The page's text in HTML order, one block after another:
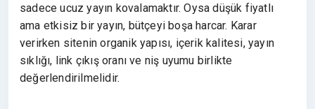
sadece ucuz yayın kovalamaktır. Oysa düşük fiyatlı
ama etkisiz bir yayın, bütçeyi boşa harcar. Karar
verirken sitenin organik yapısı, içerik kalitesi, yayın
sıklığı, link çıkış oranı ve niş uyumu birlikte
değerlendirilmelidir.